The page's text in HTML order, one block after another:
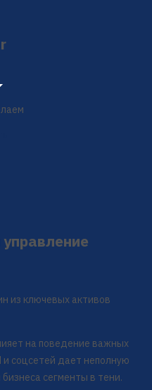
из ключевых активов
на поведение важных
соцсетей дает неполную
сегменты в тени.